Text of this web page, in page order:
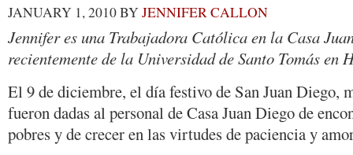
JANUARY 1, 2010BYJENNIFER CALLON
Jennifer es una Trabajadora Católica en la Casa
recientemente de la Universidad de Santo Tomás en
El 9 de diciembre, el día festivo de San Juan Diego,
fueron dadas al personal de Casa Juan Diego de
pobres y de crecer en las virtudes de paciencia y